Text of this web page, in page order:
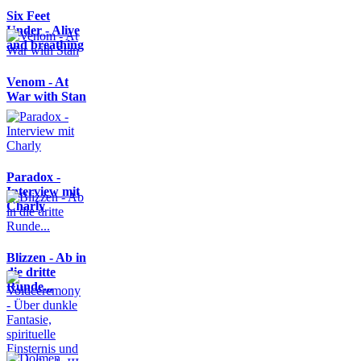
Six Feet
Under - Alive
and breathing
Venom - At
War with Stan
Paradox -
Interview mit
Charly
Blizzen - Ab in
die dritte
Runde...